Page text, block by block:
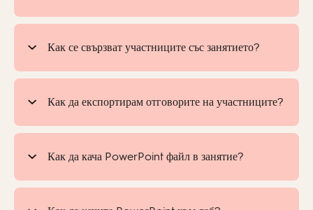
Как се свързват участниците със занятието?
Как да експортирам отговорите на участниците?
Как да кача PowerPoint файл в занятие?